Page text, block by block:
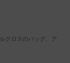
クロスのバッグ、ア